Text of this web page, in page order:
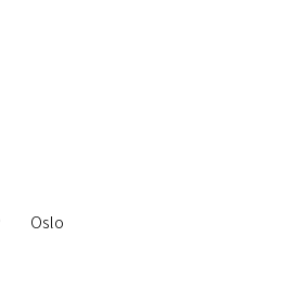
Oslo